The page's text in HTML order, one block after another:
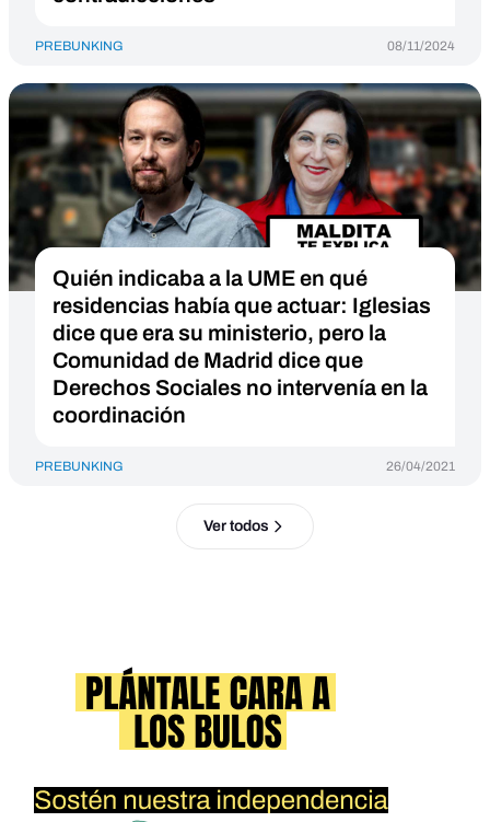
PREBUNKING 08/11/2024
Quién indicaba a la UME en qué
residencias había que actuar: Iglesias
dice que era su ministerio, pero la
Comunidad de Madrid dice que
Derechos Sociales no intervenía en la
coordinación
PREBUNKING 26/04/2021
Ver todos